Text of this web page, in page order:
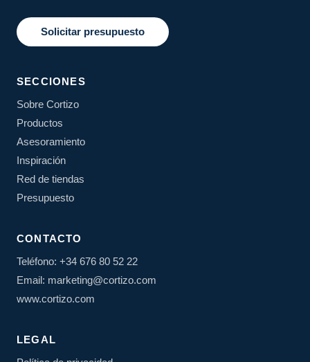
Solicitar presupuesto
SECCIONES
Sobre Cortizo
Productos
Asesoramiento
Inspiración
Red de tiendas
Presupuesto
CONTACTO
Teléfono: +34 676 80 52 22
Email: marketing@cortizo.com
www.cortizo.com
LEGAL